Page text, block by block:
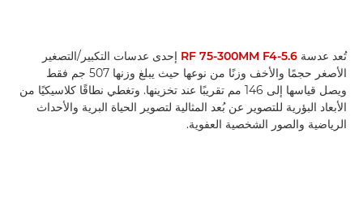
تُعد عدسة RF 75-300MM F4-5.6 إحدى عدسات التكبير/التصغير
الأصغر حجمًا والأخف وزنًا من نوعها حيث يبلغ وزنها 507 جم فقط
ويصل قياسها إلى 146 مم تقريبًا عند تخزينها. وتغطي نطاقًا كلاسيكيًا من
الأبعاد البؤرية للتصوير عن بُعد المثالية لتصوير الحياة البرية والأحداث
الرياضية والصور الشخصية العفوية.